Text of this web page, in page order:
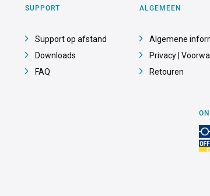
SUPPORT
Support op afstand
Downloads
FAQ
ALGEMEEN
Algemene
Privacy |
Retouren